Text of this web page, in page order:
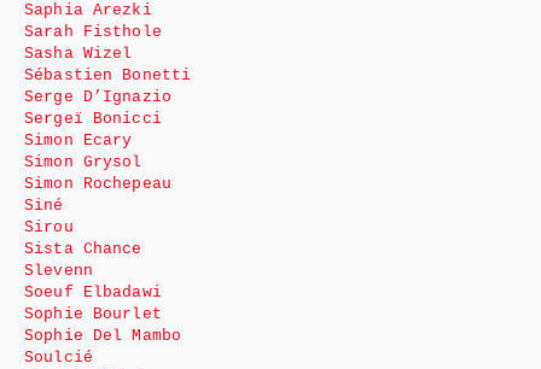
Saphia Arezki
Sarah Fisthole
Sasha Wizel
Sébastien Bonetti
Serge D’Ignazio
Sergeï Bonicci
Simon Ecary
Simon Grysol
Simon Rochepeau
Siné
Sirou
Sista Chance
Slevenn
Soeuf Elbadawi
Sophie Bourlet
Sophie Del Mambo
Soulcié